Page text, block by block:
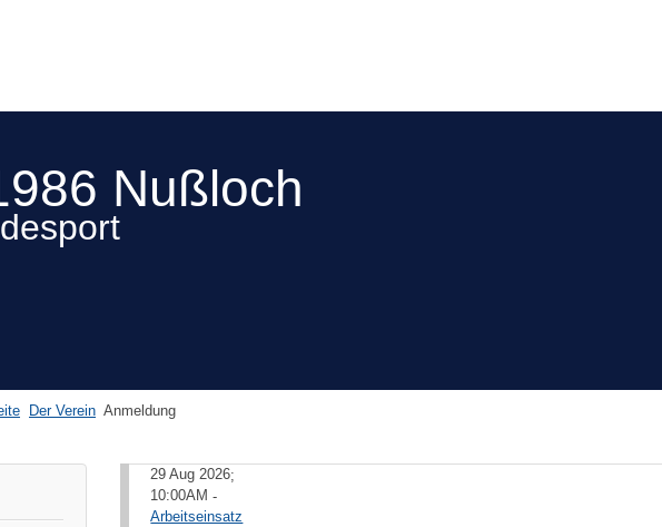
Nußloch
Der Verein Anmeldung
29 Aug 2026;
10:00AM -
Arbeitseinsatz